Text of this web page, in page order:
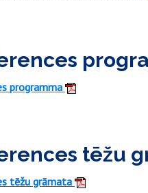
programma
tēžu
tēžu grāmata